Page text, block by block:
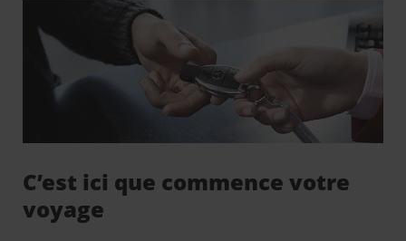
C’est ici que commence votre
voyage